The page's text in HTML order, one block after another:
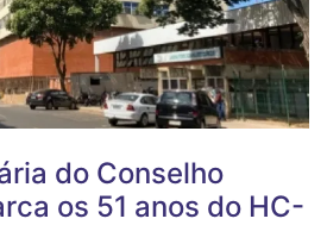
do Conselho
os 51 anos do HC-